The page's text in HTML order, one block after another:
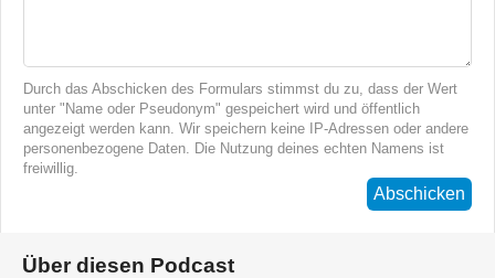
Durch das Abschicken des Formulars stimmst du zu, dass der Wert
unter "Name oder Pseudonym" gespeichert wird und öffentlich
angezeigt werden kann. Wir speichern keine IP-Adressen oder andere
personenbezogene Daten. Die Nutzung deines echten Namens ist
freiwillig.
Abschicken
Über diesen Podcast